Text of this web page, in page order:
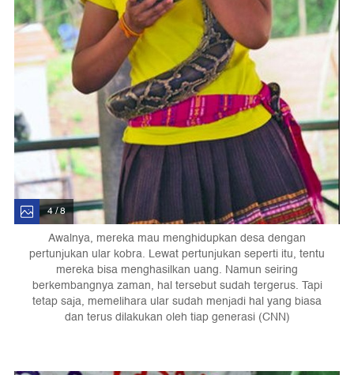
4 / 8
Awalnya, mereka mau menghidupkan desa dengan
pertunjukan ular kobra. Lewat pertunjukan seperti itu, tentu
mereka bisa menghasilkan uang. Namun seiring
berkembangnya zaman, hal tersebut sudah tergerus. Tapi
tetap saja, memelihara ular sudah menjadi hal yang biasa
dan terus dilakukan oleh tiap generasi (CNN)